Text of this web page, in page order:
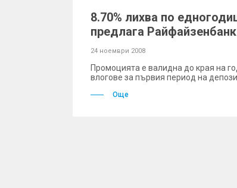
8.70% лихва по
предлага Райфайзенбанк
24 ноември 2008
Промоцията е валидна до края на
влогове за първия период на
Още